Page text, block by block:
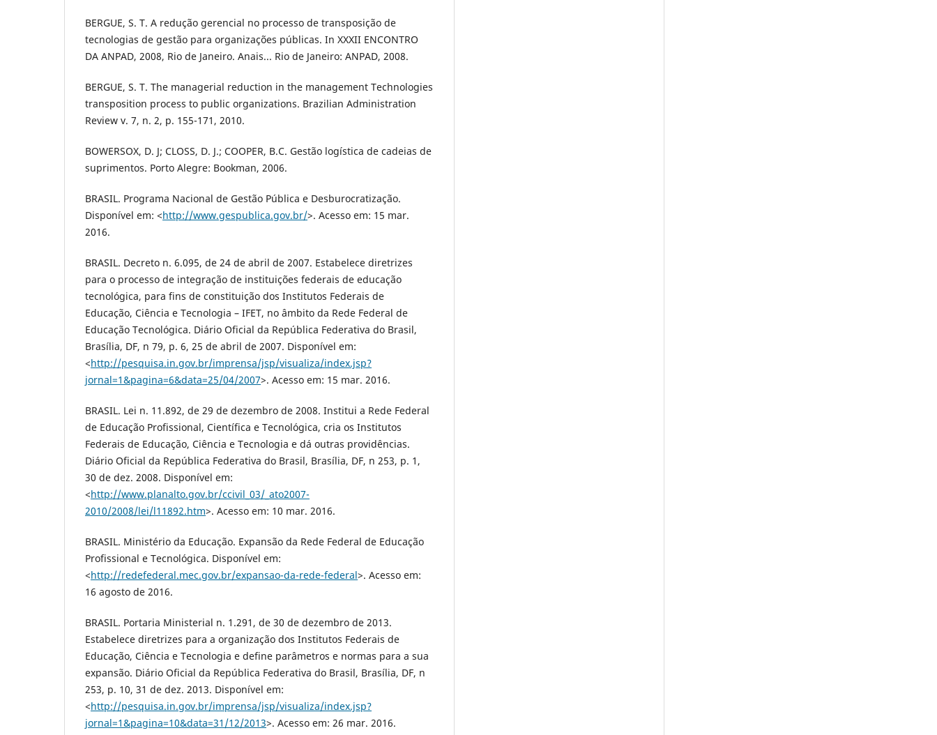
BERGUE, S. T. A redução gerencial no processo de transposição de
tecnologias de gestão para organizações públicas. In XXXII ENCONTRO
DA ANPAD, 2008, Rio de Janeiro. Anais... Rio de Janeiro: ANPAD, 2008.
BERGUE, S. T. The managerial reduction in the management Technologies
transposition process to public organizations. Brazilian Administration
Review v. 7, n. 2, p. 155-171, 2010.
BOWERSOX, D. J; CLOSS, D. J.; COOPER, B.C. Gestão logística de cadeias de
suprimentos. Porto Alegre: Bookman, 2006.
BRASIL. Programa Nacional de Gestão Pública e Desburocratização.
Disponível em: <http://www.gespublica.gov.br/>. Acesso em: 15 mar.
2016.
BRASIL. Decreto n. 6.095, de 24 de abril de 2007. Estabelece diretrizes
para o processo de integração de instituições federais de educação
tecnológica, para fins de constituição dos Institutos Federais de
Educação, Ciência e Tecnologia – IFET, no âmbito da Rede Federal de
Educação Tecnológica. Diário Oficial da República Federativa do Brasil,
Brasília, DF, n 79, p. 6, 25 de abril de 2007. Disponível em:
<http://pesquisa.in.gov.br/imprensa/jsp/visualiza/index.jsp?
jornal=1&pagina=6&data=25/04/2007>. Acesso em: 15 mar. 2016.
BRASIL. Lei n. 11.892, de 29 de dezembro de 2008. Institui a Rede Federal
de Educação Profissional, Científica e Tecnológica, cria os Institutos
Federais de Educação, Ciência e Tecnologia e dá outras providências.
Diário Oficial da República Federativa do Brasil, Brasília, DF, n 253, p. 1,
30 de dez. 2008. Disponível em:
<http://www.planalto.gov.br/ccivil_03/_ato2007-
2010/2008/lei/l11892.htm>. Acesso em: 10 mar. 2016.
BRASIL. Ministério da Educação. Expansão da Rede Federal de Educação
Profissional e Tecnológica. Disponível em:
<http://redefederal.mec.gov.br/expansao-da-rede-federal>. Acesso em:
16 agosto de 2016.
BRASIL. Portaria Ministerial n. 1.291, de 30 de dezembro de 2013.
Estabelece diretrizes para a organização dos Institutos Federais de
Educação, Ciência e Tecnologia e define parâmetros e normas para a sua
expansão. Diário Oficial da República Federativa do Brasil, Brasília, DF, n
253, p. 10, 31 de dez. 2013. Disponível em:
<http://pesquisa.in.gov.br/imprensa/jsp/visualiza/index.jsp?
jornal=1&pagina=10&data=31/12/2013>. Acesso em: 26 mar. 2016.